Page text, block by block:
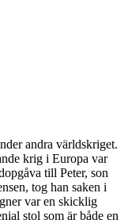
andra världskriget.
krig i Europa var
till Peter, son
tog han saken i
var en skicklig
stol som är både en